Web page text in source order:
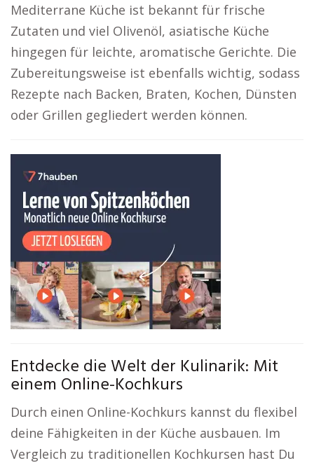
Mediterrane Küche ist bekannt für frische
Zutaten und viel Olivenöl, asiatische Küche
hingegen für leichte, aromatische Gerichte. Die
Zubereitungsweise ist ebenfalls wichtig, sodass
Rezepte nach Backen, Braten, Kochen, Dünsten
oder Grillen gegliedert werden können.
Entdecke die Welt der Kulinarik: Mit
einem Online-Kochkurs
Durch einen Online-Kochkurs kannst du flexibel
deine Fähigkeiten in der Küche ausbauen. Im
Vergleich zu traditionellen Kochkursen hast Du